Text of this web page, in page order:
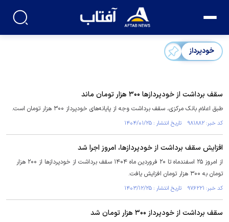
خودپرداز
سقف برداشت از خودپرداز‌ها ۳۰۰ هزار تومان ماند
طبق اعلام بانک مرکزی، سقف برداشت وجه از پایانه‌های خودپرداز ۳۰۰ هزار تومان است.
کد خبر: ۹۸۱۸۸۲ تاریخ انتشار : ۱۴۰۴/۰۱/۲۵
افزایش سقف برداشت از خودپردازها، امروز اجرا شد
از امروز ۲۵ اسفندماه تا ۲۰ فروردین ماه ۱۴۰۴ سقف برداشت از خودپردازها از ۲۰۰ هزار
تومان به ۳۰۰ هزار تومان افزایش یافت.
کد خبر: ۹۷۶۲۲۱ تاریخ انتشار : ۱۴۰۳/۱۲/۲۵
سقف برداشت از خودپرداز ۳۰۰ هزار تومان شد